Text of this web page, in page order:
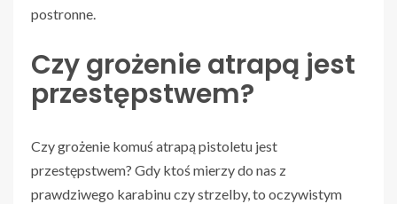
postronne.
Czy grożenie atrapą jest
przestępstwem?
Czy grożenie komuś atrapą pistoletu jest
przestępstwem? Gdy ktoś mierzy do nas z
prawdziwego karabinu czy strzelby, to oczywistym